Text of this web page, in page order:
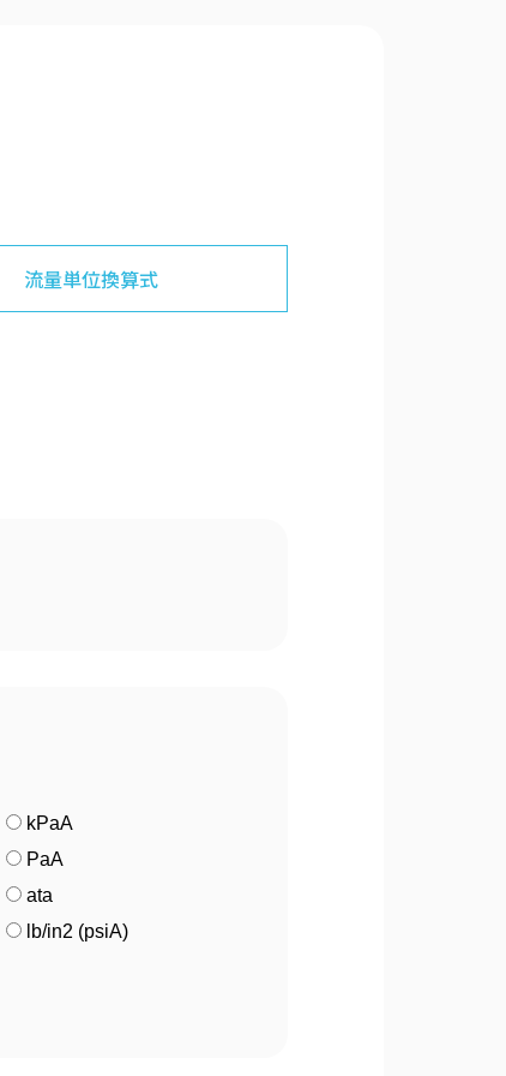
流量単位換算式
kPaA
PaA
ata
lb/in2 (psiA)